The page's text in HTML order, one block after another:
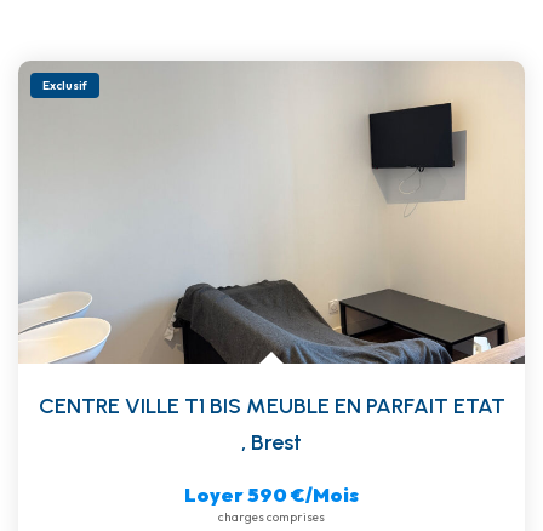
Exclusif
CENTRE VILLE T1 BIS MEUBLE EN PARFAIT ETAT
, Brest
Loyer 590 €/mois
charges comprises